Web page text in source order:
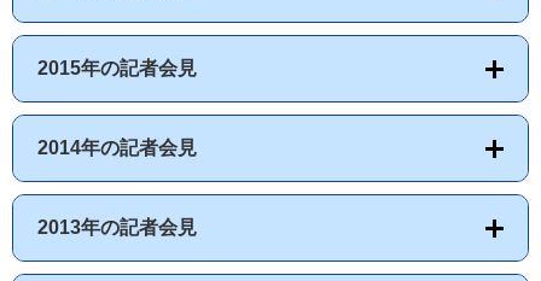
2015年の記者会見
2014年の記者会見
2013年の記者会見